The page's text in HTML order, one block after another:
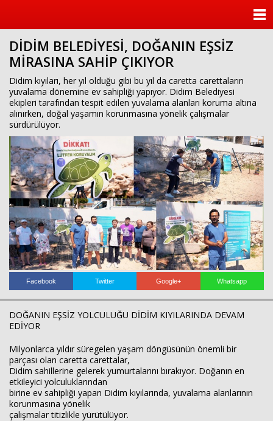
DİDİM BELEDİYESİ, DOĞANIN EŞSİZ
MİRASINA SAHİP ÇIKIYOR
Didim kıyıları, her yıl olduğu gibi bu yıl da caretta carettaların
yuvalama dönemine ev sahipliği yapıyor. Didim Belediyesi
ekipleri tarafından tespit edilen yuvalama alanları koruma altına
alınırken, doğal yaşamın korunmasına yönelik çalışmalar
sürdürülüyor.
Facebook Twitter Google+ Whatsapp
DOĞANIN EŞSİZ YOLCULUĞU DİDİM KIYILARINDA DEVAM
EDİYOR
Milyonlarca yıldır süregelen yaşam döngüsünün önemli bir
parçası olan caretta carettalar,
Didim sahillerine gelerek yumurtalarını bırakıyor. Doğanın en
etkileyici yolculuklarından
birine ev sahipliği yapan Didim kıyılarında, yuvalama alanlarının
korunmasına yönelik
çalışmalar titizlikle yürütülüyor.
KATEGORİLER
ANKETLER
VİDEO GALERİ
KÜNYE
İLETİŞİM
Haberin Doğru Adresi.